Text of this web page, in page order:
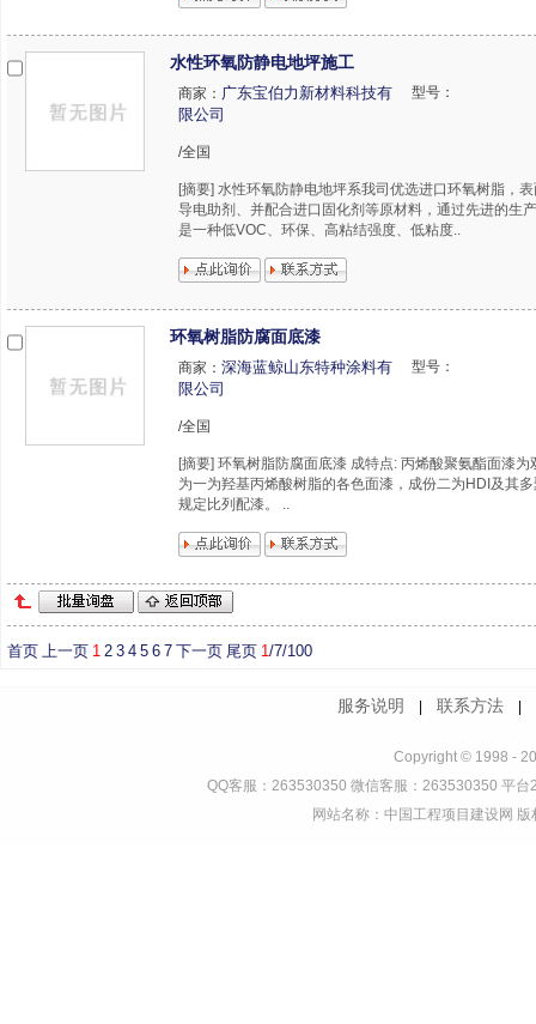
水性环氧防静电地坪施工
商家： 广东宝伯力新材料科技有
限公司
型号：
/全国
[摘要] 水性环氧防静电地坪系我司优选进口环氧树脂，
导电助剂、并配合进口固化剂等原材料，通过先进的生
是一种低VOC、环保、高粘结强度、低粘度..
环氧树脂防腐面底漆
商家： 深海蓝鲸山东特种涂料有
限公司
型号：
/全国
[摘要] 环氧树脂防腐面底漆 成特点: 丙烯酸聚氨酯面漆
为一为羟基丙烯酸树脂的各色面漆，成份二为HDI及其
规定比列配漆。 ..
首页 上一页 1 2 3 4 5 6 7 下一页 尾页 1/7/100
服务说明 联系方法
Copyright © 1998 -
QQ客服：263530350 微信客服：263530350 平
网站名称：中国工程项目建设网